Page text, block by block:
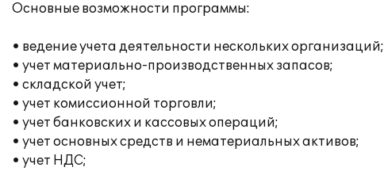
Основные возможности программы:
• ведение учета деятельности нескольких организаций;
• учет материально-производственных запасов;
• складской учет;
• учет комиссионной торговли;
• учет банковских и кассовых операций;
• учет основных средств и нематериальных активов;
• учет НДС;